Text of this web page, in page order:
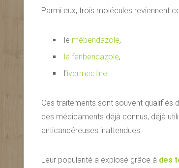
Parmi eux, trois molécules reviennent
le mébendazole,
le fenbendazole,
l’ivermectine.
Ces traitements sont souvent qualifiés
des médicaments déjà connus, déjà
anticancéreuses inattendues.
Leur popularité a explosé grâce à des